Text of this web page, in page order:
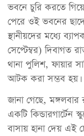
ভবনে চুরি করতে
পেরে ওই ভবনের
স্থানীয়দের মধ্যে
সেপ্টেম্বর) দিবাগত
থানা পুলিশ, ফায়ার
আটক করা সম্ভব হয়।
জানা গেছে, মঙ্গলবার
একটি
বাসায় হানা দেয় এই